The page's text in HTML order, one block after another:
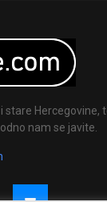
Hercegovine,
nam se javite.